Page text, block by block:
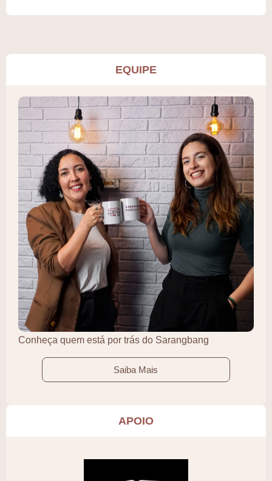
EQUIPE
Conheça quem está por trás do Sarangbang
Saiba Mais
APOIO